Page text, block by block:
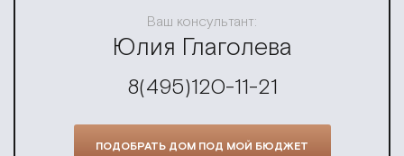
Ваш консультант:
Юлия Глаголева
8(495)120-11-21
ПОДОБРАТЬ ДОМ ПОД МОЙ БЮДЖЕТ